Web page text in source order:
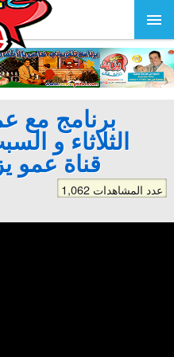
قناة عمو
1,062 عدد المشاهدات